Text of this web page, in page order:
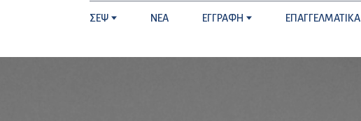
ΣΕΨ NEA ΕΓΓΡΑΦΗ ΕΠΑΓΓΕΛΜΑΤΙΚΑ